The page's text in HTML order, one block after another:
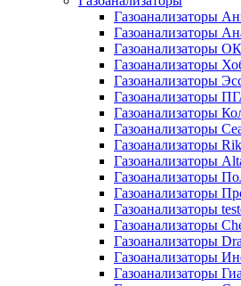
Газоанализаторы
Газоанализаторы
Газоанализаторы
Газоанализаторы
Газоанализаторы
Газоанализаторы
Газоанализаторы
Газоанализаторы
Газоанализаторы
Газоанализаторы
Газоанализаторы
Газоанализаторы
Газоанализаторы
Газоанализаторы
Газоанализаторы
Газоанализаторы
Газоанализаторы